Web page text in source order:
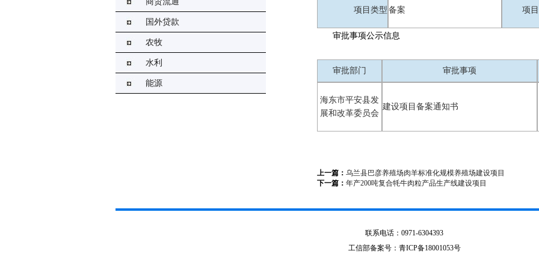
国外贷款
农牧
水利
能源
项目类型 备案 项
审批事项公示信息
审批部门 审批事项
海东市平安县发
展和改革委员会
建设项目备案通知书
上一篇： 乌兰县巴彦养殖场肉羊标准化规模养殖场建设项目
下一篇： 年产200吨复合牦牛肉粒产品生产线建设项目
联系电话：0971-6304393
工信部备案号：青ICP备18001053号